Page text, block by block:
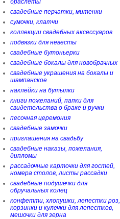
браслеты
свадебные перчатки, митенки
сумочки, клатчи
коллекции свадебных аксессуаров
подвязки для невесты
свадебные бутоньерки
свадебные бокалы для новобрачных
свадебные украшения на бокалы и
шампанское
наклейки на бутылки
книги пожеланий, папки для
свидетельства о браке и ручки
песочная церемония
свадебные замочки
приглашения на свадьбу
свадебные наказы, пожелания,
дипломы
рассадочные карточки для гостей,
номера столов, листы рассадки
свадебные подушечки для
обручальных колец
конфетти, хлопушки, лепестки роз,
корзинки и кулечки для лепестков,
мешочки для зерна